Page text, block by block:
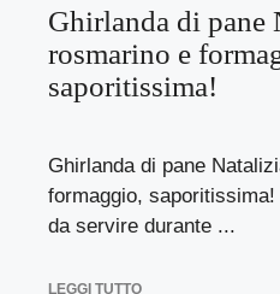
Ghirlanda di pane
rosmarino e
saporitissima!
Ghirlanda di pane
formaggio,
da servire durante ...
LEGGI TUTTO